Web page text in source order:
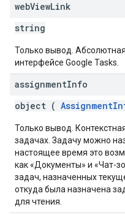
webViewLink
string
Только вывод.
интерфейсе Google Tasks.
assignmentInfo
object (
Только вывод.
задачах. Задачу можно
настоящее время это
как «Документы» и «Чат-
задач, назначенных
откуда была назначена
для чтения.